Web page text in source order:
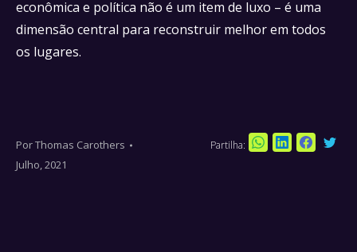
econômica e política não é um item de luxo – é uma
dimensão central para reconstruir melhor em todos
os lugares.
PorThomas Carothers
Julho, 2021
Partilha:
ShareShareShare